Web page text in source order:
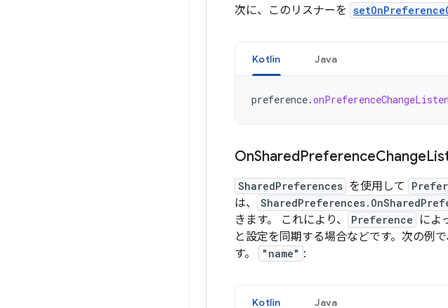
次に、このリスナーを
Kotlin Java
preference.
OnSharedPreferenceChange
SharedPreferences を使用して
は、
きます。 これにより、
Preference
によ
と設定を同期する場合などです。次の例
す。
"name" :
Kotlin Java